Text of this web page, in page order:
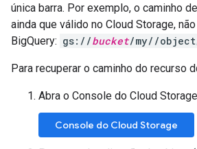
única barra. Por exemplo, o caminho
ainda que válido no Cloud Storage,
BigQuery: gs://bucket/my//
Para recuperar o caminho do recurso
Abra o Console do Cloud
Console do Cloud Storage